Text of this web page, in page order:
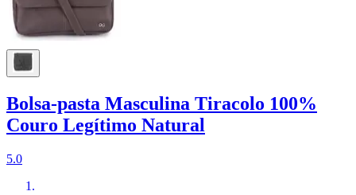
Bolsa-pasta Masculina Tiracolo 100%
Couro Legítimo Natural
5.0